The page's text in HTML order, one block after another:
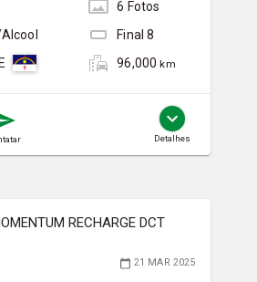
6 Fotos
Final8
96,000 km
Detalhes
RECHARGE DCT
21 MAR 2025